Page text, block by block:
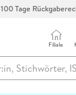
100 Tage
Filiale